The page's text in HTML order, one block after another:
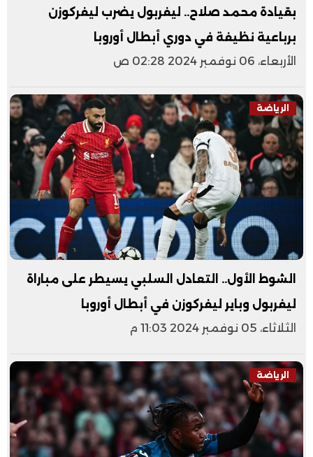
بقيادة محمد صلاح.. ليفربول يضرب ليفركوزن
برباعية نظيفة في دوري أبطال أوروبا
الأربعاء، 06 نوفمبر 2024 02:28 ص
الرياضة
الشوط الأول.. التعادل السلبي يسيطر على مباراة
ليفربول وباير ليفركوزن في أبطال أوروبا
الثلاثاء، 05 نوفمبر 2024 11:03 م
الرياضة